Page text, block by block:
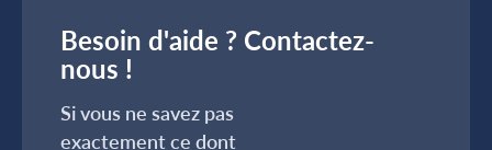
Besoin d'aide ? Contactez-
nous !
Si vous ne savez pas
exactement ce dont